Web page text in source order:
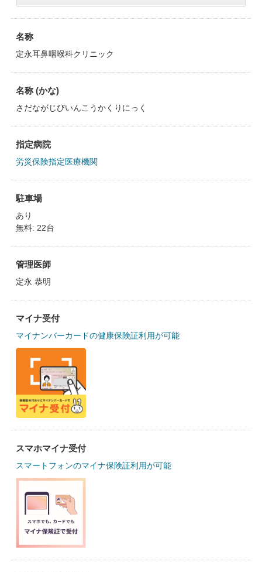
名称
定永耳鼻咽喉科クリニック
名称 (かな)
さだながじびいんこうかくりにっく
指定病院
労災保険指定医療機関
駐車場
あり
無料: 22台
管理医師
定永 恭明
マイナ受付
マイナンバーカードの健康保険証利用が可能
スマホマイナ受付
スマートフォンのマイナ保険証利用が可能